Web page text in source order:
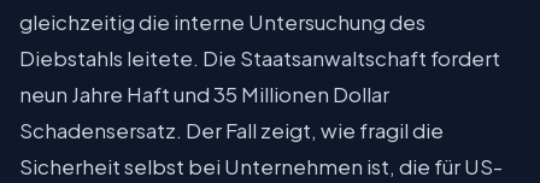
gleichzeitig die interne Untersuchung des
Diebstahls leitete. Die Staatsanwaltschaft fordert
neun Jahre Haft und 35 Millionen Dollar
Schadensersatz. Der Fall zeigt, wie fragil die
Sicherheit selbst bei Unternehmen ist, die für US-